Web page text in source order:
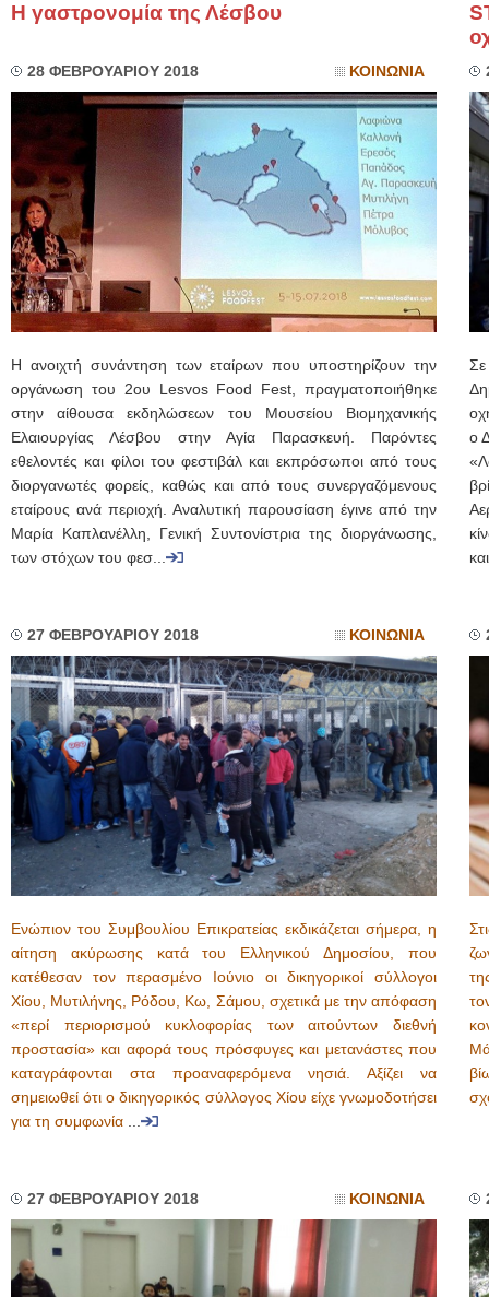
Η γαστρονομία της Λέσβου
28 ΦΕΒΡΟΥΑΡΙΟΥ 2018 ΚΟΙΝΩΝΙΑ
Η ανοιχτή συνάντηση των εταίρων που υποστηρίζουν την
οργάνωση του 2ου Lesvos Food Fest, πραγματοποιήθηκε
στην αίθουσα εκδηλώσεων του Μουσείου Βιομηχανικής
Ελαιουργίας Λέσβου στην Αγία Παρασκευή. Παρόντες
εθελοντές και φίλοι του φεστιβάλ και εκπρόσωποι από τους
διοργανωτές φορείς, καθώς και από τους συνεργαζόμενους
εταίρους ανά περιοχή. Αναλυτική παρουσίαση έγινε από την
Μαρία Καπλανέλλη, Γενική Συντονίστρια της διοργάνωσης,
των στόχων του φεσ...
ο
27 ΦΕΒΡΟΥΑΡΙΟΥ 2018 ΚΟΙΝΩΝΙΑ
Ενώπιον του Συμβουλίου Επικρατείας εκδικάζεται σήμερα, η
αίτηση ακύρωσης κατά του Ελληνικού Δημοσίου, που
κατέθεσαν τον περασμένο Ιούνιο οι δικηγορικοί σύλλογοι
Χίου, Μυτιλήνης, Ρόδου, Κω, Σάμου, σχετικά με την απόφαση
«περί περιορισμού κυκλοφορίας των αιτούντων διεθνή
προστασία» και αφορά τους πρόσφυγες και μετανάστες που
καταγράφονται στα προαναφερόμενα νησιά. Αξίζει να
σημειωθεί ότι ο δικηγορικός σύλλογος Χίου είχε γνωμοδοτήσει
για τη συμφωνία ...
27 ΦΕΒΡΟΥΑΡΙΟΥ 2018 ΚΟΙΝΩΝΙΑ